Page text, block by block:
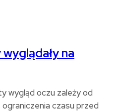
na
wygląd oczu zależy od
czasu przed